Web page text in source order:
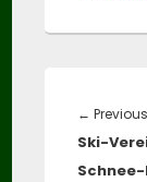
← Previous
Ski-
Schnee-